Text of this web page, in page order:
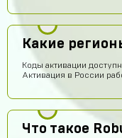
Какие
Коды активации
Активация в России
Что такое
Офигетт
Сайт норм
hits250908